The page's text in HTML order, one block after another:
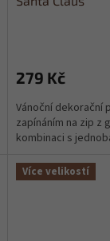
279 Kč
Vánoční dekorační
zapínáním na zip z
kombinaci s
Více velikostí